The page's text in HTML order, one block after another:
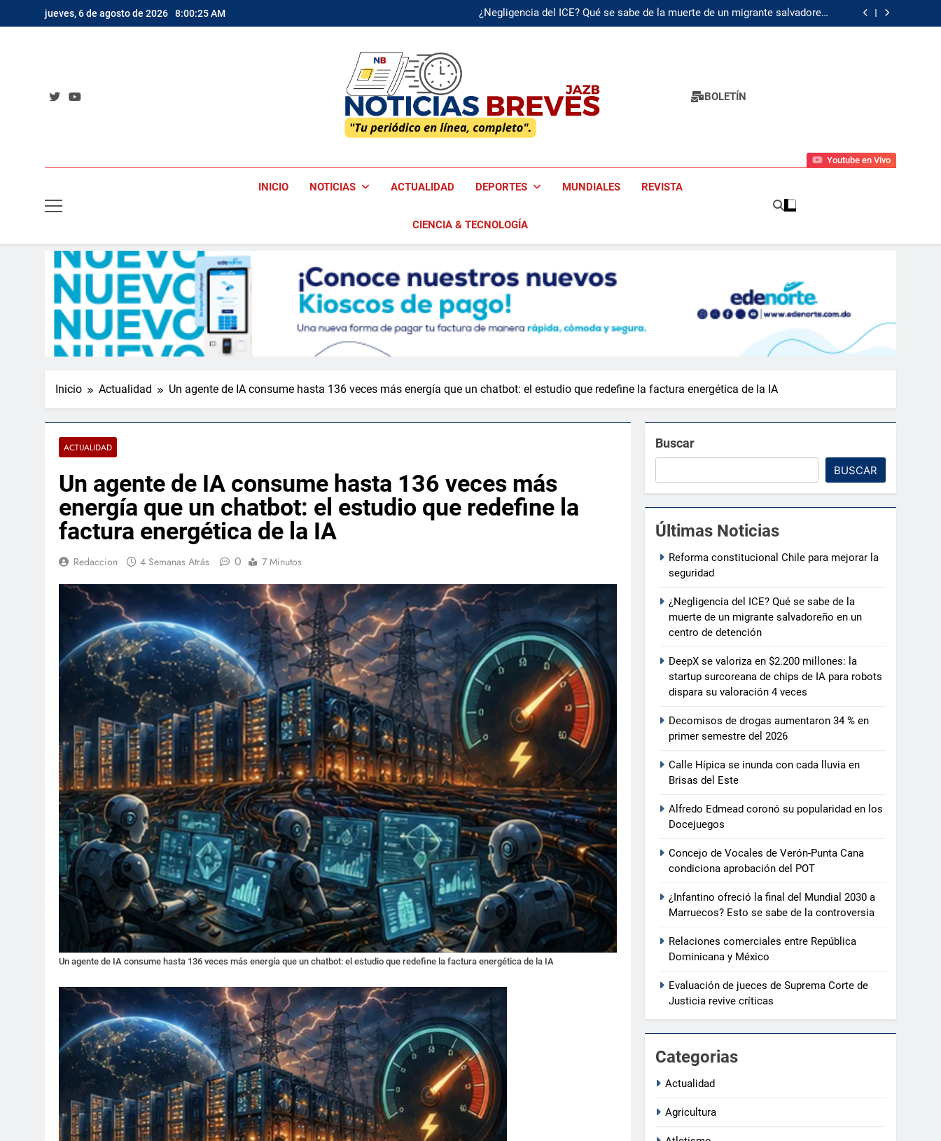
al
jueves, 6 de agosto de 2026 8:00:27 AM
en un centro de detención
DeepX se valoriza en $2.200 millones: la startup surcoreana de chips de IA
para robots dispara su valoración 4 veces
Decomisos de drogas aumentaron 34 % en primer semestre del 2026
Noticias Breves
BOLETÍN
Youtube en Vivo
INICIO NOTICIAS ACTUALIDAD DEPORTES MUNDIALES REVISTA
CIENCIA & TECNOLOGÍA
Inicio Actualidad Un agente de IA consume hasta 136 veces más energía que un chatbot: el estudio que redefine la factura energética de la IA
ACTUALIDAD
Un agente de IA consume hasta 136 veces más
energía que un chatbot: el estudio que redefine la
factura energética de la IA
Redaccion 4 Semanas Atrás 0 7 Minutos
Un agente de IA consume hasta 136 veces más energía que un chatbot: el estudio que redefine la factura energética de la IA
Buscar
BUSCAR
Últimas Noticias
Reforma constitucional Chile para mejorar la
seguridad
¿Negligencia del ICE? Qué se sabe de la
muerte de un migrante salvadoreño en un
centro de detención
DeepX se valoriza en $2.200 millones: la
startup surcoreana de chips de IA para robots
dispara su valoración 4 veces
Decomisos de drogas aumentaron 34 % en
primer semestre del 2026
Calle Hípica se inunda con cada lluvia en
Brisas del Este
Alfredo Edmead coronó su popularidad en los
Docejuegos
Concejo de Vocales de Verón-Punta Cana
condiciona aprobación del POT
¿Infantino ofreció la final del Mundial 2030 a
Marruecos? Esto se sabe de la controversia
Relaciones comerciales entre República
Dominicana y México
Evaluación de jueces de Suprema Corte de
Justicia revive críticas
Categorias
Actualidad
Agricultura